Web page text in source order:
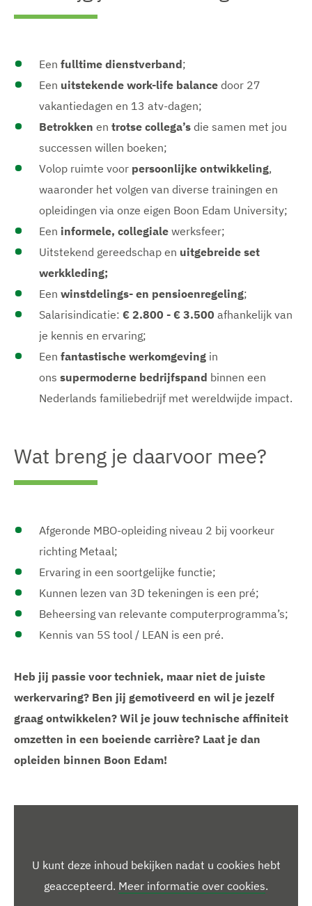
t
f
b
e
l
d
n
w
e
e
r
e
v
e
n
w
r
e
n
e
d
g
w
e
r
e
v
d
i
e
r
Een fulltime dienstverband;
Een uitstekende work-life balance door 27
vakantiedagen en 13 atv-dagen;
Betrokken en trotse collega’s die samen met jou
successen willen boeken;
Volop ruimte voor persoonlijke ontwikkeling,
waaronder het volgen van diverse trainingen en
opleidingen via onze eigen Boon Edam University;
Een informele, collegiale werksfeer;
Uitstekend gereedschap en uitgebreide set
werkkleding;
Een winstdelings- en pensioenregeling;
Salarisindicatie: € 2.800 - € 3.500 afhankelijk van
je kennis en ervaring;
Een fantastische werkomgeving in
ons supermoderne bedrijfspand binnen een
Nederlands familiebedrijf met wereldwijde impact.
Wat breng je daarvoor mee?
Afgeronde MBO-opleiding niveau 2 bij voorkeur
richting Metaal;
Ervaring in een soortgelijke functie;
Kunnen lezen van 3D tekeningen is een pré;
Beheersing van relevante computerprogramma’s;
Kennis van 5S tool / LEAN is een pré.
Heb jij passie voor techniek, maar niet de juiste
werkervaring? Ben jij gemotiveerd en wil je jezelf
graag ontwikkelen? Wil je jouw technische affiniteit
omzetten in een boeiende carrière? Laat je dan
opleiden binnen Boon Edam!
U kunt deze inhoud bekijken nadat u cookies hebt
geaccepteerd. Meer informatie over cookies.